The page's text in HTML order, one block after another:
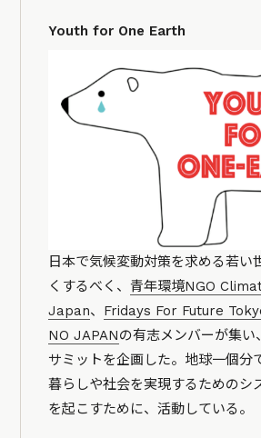
Youth for One Earth
日本で気候変動対策を求める若い
くするべく、青年環境NGO
Japan、 Fridays For Future
NO JAPANの有志メンバーが集い
サミットを企画した。地球一個分
暮らしや社会を実現するためのシ
を起こすために、活動している。